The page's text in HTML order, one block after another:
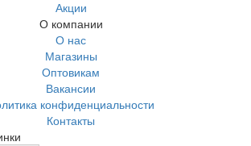
Акции
О компании
О нас
Магазины
Оптовикам
Вакансии
конфиденциальности
Контакты